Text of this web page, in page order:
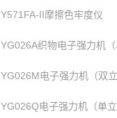
Y571FA-II摩擦色牢度仪
YG026A织物电子强力机（
YG026M电子强力机（双立
YG026Q电子强力机（单立